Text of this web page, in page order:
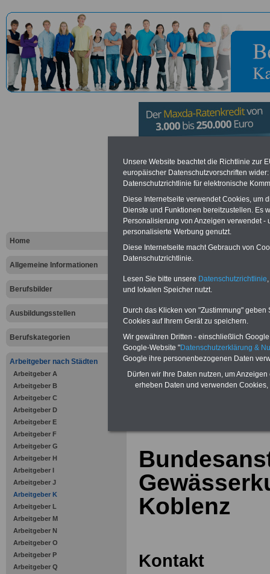
Home
Allgemeine Informationen
Berufsbilder
Ausbildungsstellen
Berufskategorien
Arbeitgeber nach Städten
Arbeitgeber A
Arbeitgeber B
Arbeitgeber C
Arbeitgeber D
Arbeitgeber E
Arbeitgeber F
Arbeitgeber G
Arbeitgeber H
Arbeitgeber I
Arbeitgeber J
Arbeitgeber K
Arbeitgeber L
Arbeitgeber M
Arbeitgeber N
Arbeitgeber O
Arbeitgeber P
Arbeitgeber Q
Koblenz
Vorteile für den öffentlichen
Vergleichen und sparen
Berufsunfähigkeitsabsicherung-
Krankenzusatzversicherung
Krankenkassen-
Zahnzusatzversicherung
Krankenversicherung
Koblenz
Kontakt
Unsere Website beachtet die Richtlinie zur
europäischer Datenschutzvorschriften
Datenschutzrichtlinie für elektronische
Diese Internetseite verwendet Cookies, um
Dienste und Funktionen bereitzustellen. Es
Personalisierung von Anzeigen verwendet
personalisierte Werbung genutzt.
Diese Internetseite macht Gebrauch von
Datenschutzrichtlinie.
Lesen Sie bitte unsere Datenschutzrichtlinie
und lokalen Speicher nutzt.
Durch das Klicken von "Zustimmung"
Cookies auf Ihrem Gerät zu speichern.
Wir gewähren Dritten - einschließlich
Google-Website "Datenschutzerklärung &
Google ihre personenbezogenen Daten
Dürfen wir Ihre Daten nutzen, um
erheben Daten und verwenden